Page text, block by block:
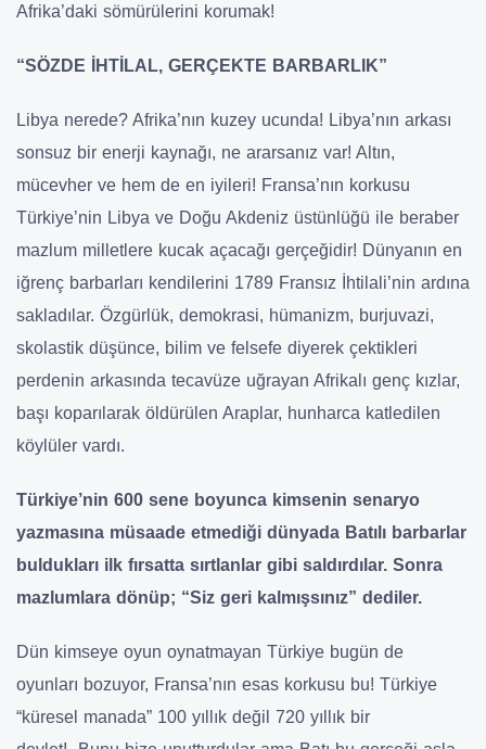
Afrika’daki sömürülerini korumak!
“SÖZDE İHTİLAL, GERÇEKTE BARBARLIK”
Libya nerede? Afrika’nın kuzey ucunda! Libya’nın arkası
sonsuz bir enerji kaynağı, ne ararsanız var! Altın,
mücevher ve hem de en iyileri! Fransa’nın korkusu
Türkiye’nin Libya ve Doğu Akdeniz üstünlüğü ile beraber
mazlum milletlere kucak açacağı gerçeğidir! Dünyanın en
iğrenç barbarları kendilerini 1789 Fransız İhtilali’nin ardına
sakladılar. Özgürlük, demokrasi, hümanizm, burjuvazi,
skolastik düşünce, bilim ve felsefe diyerek çektikleri
perdenin arkasında tecavüze uğrayan Afrikalı genç kızlar,
başı koparılarak öldürülen Araplar, hunharca katledilen
köylüler vardı.
Türkiye’nin 600 sene boyunca kimsenin senaryo
yazmasına müsaade etmediği dünyada Batılı barbarlar
buldukları ilk fırsatta sırtlanlar gibi saldırdılar. Sonra
mazlumlara dönüp; “Siz geri kalmışsınız” dediler.
Dün kimseye oyun oynatmayan Türkiye bugün de
oyunları bozuyor, Fransa’nın esas korkusu bu! Türkiye
“küresel manada” 100 yıllık değil 720 yıllık bir